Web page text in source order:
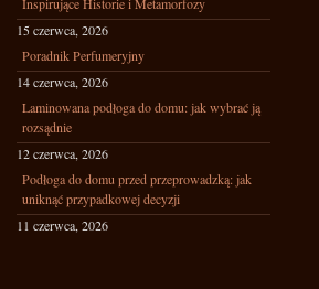
15 czerwca, 2026
Poradnik Perfumeryjny
14 czerwca, 2026
Laminowana podłoga do domu: jak wybrać ją
rozsądnie
12 czerwca, 2026
Podłoga do domu przed przeprowadzką: jak
uniknąć przypadkowej decyzji
11 czerwca, 2026